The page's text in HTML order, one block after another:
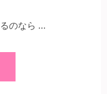
のなら …